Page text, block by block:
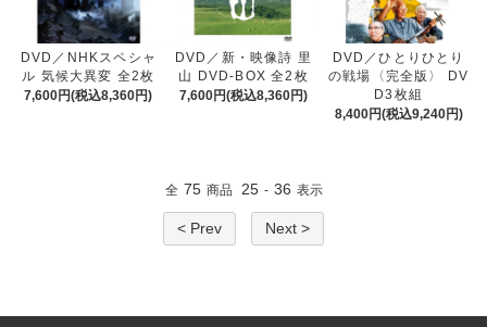
DVD／NHKスペシャ
ル 気候大異変 全2枚
7,600円(税込8,360円)
DVD／新・映像詩 里
山 DVD-BOX 全2枚
7,600円(税込8,360円)
DVD／ひとりひとり
の戦場〈完全版〉 DV
D3枚組
8,400円(税込9,240円)
全 75 商品 25 - 36 表示
< Prev Next >